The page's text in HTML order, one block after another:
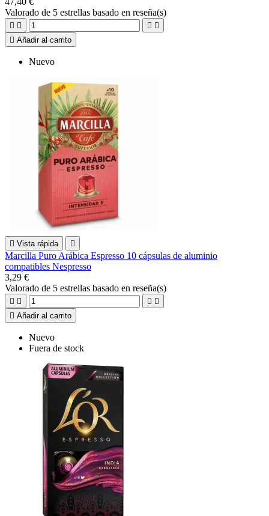
Valorado de 5 estrellas basado en reseña(s)
   
 Añadir al carrito
Nuevo
 Vista rápida 
Marcilla Puro Arábica Espresso 10 cápsulas de aluminio
compatibles Nespresso
3,29 €
Valorado de 5 estrellas basado en reseña(s)
   
 Añadir al carrito
Nuevo
Fuera de stock